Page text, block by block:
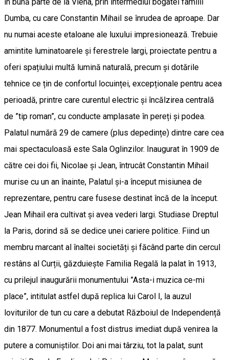
Dumba, cu care Constantin Mihail se înrudea de aproape. Dar
nu numai aceste etaloane ale luxului impresionează. Trebuie
amintite luminatoarele și ferestrele largi, proiectate pentru a
oferi spațiului multă lumină naturală, precum și dotările
tehnice ce țin de confortul locuinței, excepționale pentru acea
perioadă, printre care curentul electric și încălzirea centrală
de ”tip roman”, cu conducte amplasate în pereți și podea.
Palatul numără 29 de camere (plus depedințe) dintre care cea
mai spectaculoasă este Sala Oglinzilor. Inaugurat în 1909 de
către cei doi fii, Nicolae și Jean, întrucât Constantin Mihail
murise cu un an înainte, Palatul și-a început misiunea de
reprezentare, pentru care fusese destinat încă de la început.
Jean Mihail era cultivat și avea vederi largi. Studiase Dreptul
la Paris, dorind să se dedice unei cariere politice. Fiind un
membru marcant al înaltei societăți și făcând parte din cercul
restâns al Curții, găzduiește Familia Regală la palat în 1913,
cu prilejul inaugurării monumentului ”Asta-i muzica ce-mi
place”, intitulat astfel după replica lui Carol I, la auzul
loviturilor de tun cu care a debutat Războiul de Independență
din 1877. Monumentul a fost distrus imediat după venirea la
putere a comuniștilor. Doi ani mai târziu, tot la palat, sunt